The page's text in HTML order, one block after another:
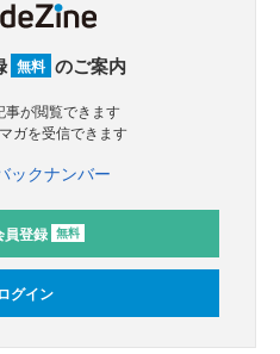
無料 のご案内
事が閲覧できます
ガを受信できます
ックナンバー
員登録 無料
ログイン